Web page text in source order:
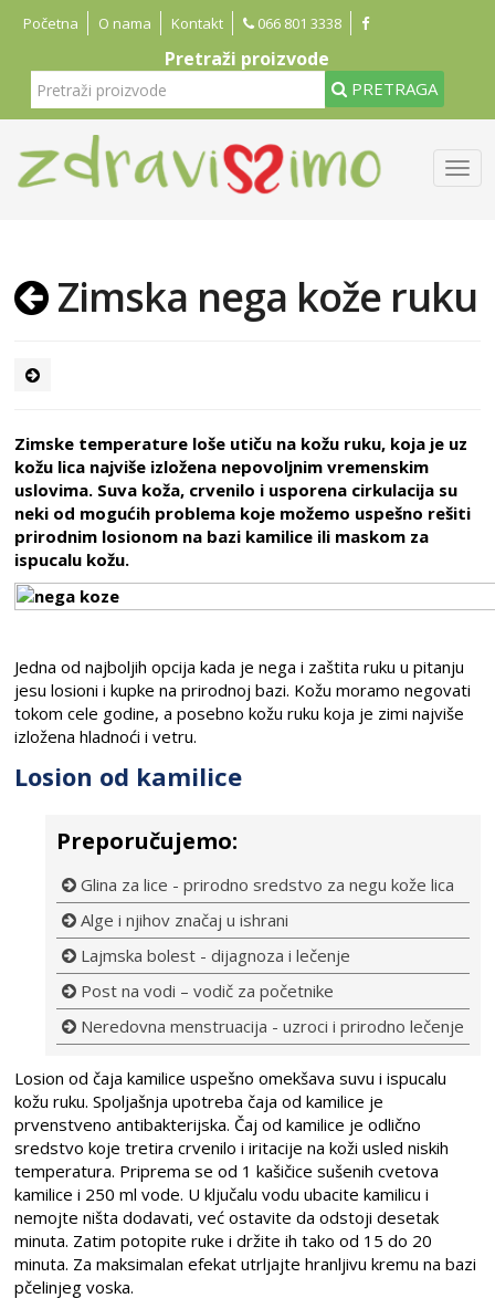
Početna O nama Kontakt 066 801 3338
Pretraži proizvode
PRETRAGA
Zimska nega kože ruku
Zimske temperature loše utiču na kožu ruku, koja je uz
kožu lica najviše izložena nepovoljnim vremenskim
uslovima. Suva koža, crvenilo i usporena cirkulacija su
neki od mogućih problema koje možemo uspešno rešiti
prirodnim losionom na bazi kamilice ili maskom za
ispucalu kožu.
Jedna od najboljih opcija kada je nega i zaštita ruku u pitanju
jesu losioni i kupke na prirodnoj bazi. Kožu moramo negovati
tokom cele godine, a posebno kožu ruku koja je zimi najviše
izložena hladnoći i vetru.
Losion od kamilice
Preporučujemo:
Glina za lice - prirodno sredstvo za negu kože lica
Alge i njihov značaj u ishrani
Lajmska bolest - dijagnoza i lečenje
Post na vodi – vodič za početnike
Neredovna menstruacija - uzroci i prirodno lečenje
Losion od čaja kamilice uspešno omekšava suvu i ispucalu
kožu ruku. Spoljašnja upotreba čaja od kamilice je
prvenstveno antibakterijska. Čaj od kamilice je odlično
sredstvo koje tretira crvenilo i iritacije na koži usled niskih
temperatura. Priprema se od 1 kašičice sušenih cvetova
kamilice i 250 ml vode. U ključalu vodu ubacite kamilicu i
nemojte ništa dodavati, već ostavite da odstoji desetak
minuta. Zatim potopite ruke i držite ih tako od 15 do 20
minuta. Za maksimalan efekat utrljajte hranljivu kremu na bazi
pčelinjeg voska.